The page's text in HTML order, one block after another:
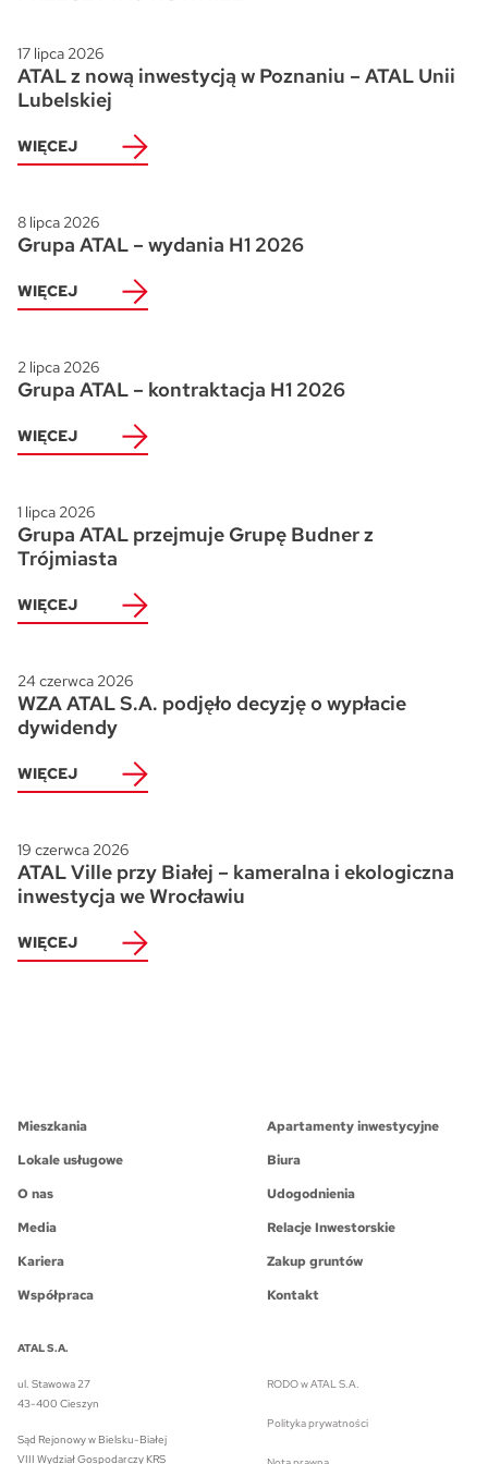
17 lipca 2026
ATAL z nową inwestycją w Poznaniu – ATAL Unii
Lubelskiej
WIĘCEJ
8 lipca 2026
Grupa ATAL – wydania H1 2026
WIĘCEJ
2 lipca 2026
Grupa ATAL – kontraktacja H1 2026
WIĘCEJ
1 lipca 2026
Grupa ATAL przejmuje Grupę Budner z
Trójmiasta
WIĘCEJ
24 czerwca 2026
WZA ATAL S.A. podjęło decyzję o wypłacie
dywidendy
WIĘCEJ
19 czerwca 2026
ATAL Ville przy Białej – kameralna i ekologiczna
inwestycja we Wrocławiu
WIĘCEJ
Mieszkania
Apartamenty inwestycyjne
Lokale usługowe
Biura
O nas
Udogodnienia
Media
Relacje Inwestorskie
Kariera
Zakup gruntów
Współpraca
Kontakt
ATAL S.A.
ul. Stawowa 27
43-400 Cieszyn
Sąd Rejonowy w Bielsku-Białej
VIII Wydział Gospodarczy KRS
RODO w ATAL S.A.
Polityka prywatności
Skwer Witosa w Piastowie